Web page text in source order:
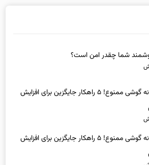
شما چقدر امن است؟
شارژ شبانه گوشی ممنوع! ۵ راهکار جایگزین برای افزایش
شارژ شبانه گوشی ممنوع! ۵ راهکار جایگزین برای افزایش